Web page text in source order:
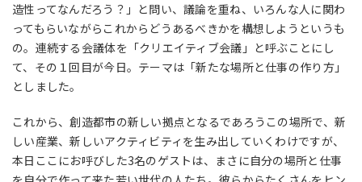
造性ってなんだろう？」と問い、議論を重ね、いろんな人に関わ
ってもらいながらこれからどうあるべきかを構想しようというも
の。連続する会議体を「クリエイティブ会議」と呼ぶことにし
て、その１回目が今日。テーマは「新たな場所と仕事の作り方」
としました。
これから、創造都市の新しい拠点となるであろうこの場所で、新
しい産業、新しいアクティビティを生み出していくわけですが、
本日ここにお呼びした3名のゲストは、まさに自分の場所と仕事